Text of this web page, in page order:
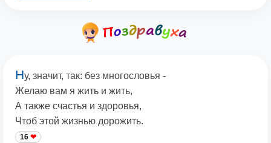
Ну, значит, так: без многословья -
Желаю вам я жить и жить,
А также счастья и здоровья,
Чтоб этой жизнью дорожить.
16